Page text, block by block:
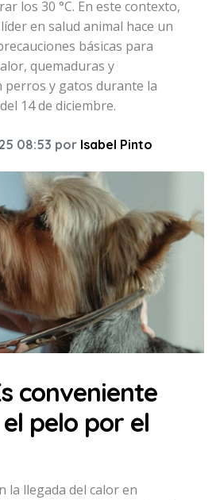
los 30 °C. En este contexto,
en salud animal hace un
básicas para
quemaduras y
perros y gatos durante la
14 de diciembre.
08:53 por Isabel Pinto
conveniente
pelo por el
la llegada del calor en